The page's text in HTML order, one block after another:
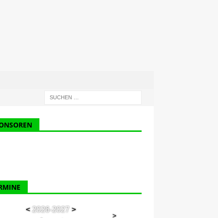
< 2026-2027>
>